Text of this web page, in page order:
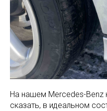
На нашем Mercedes-Benz
сказать, в идеальном